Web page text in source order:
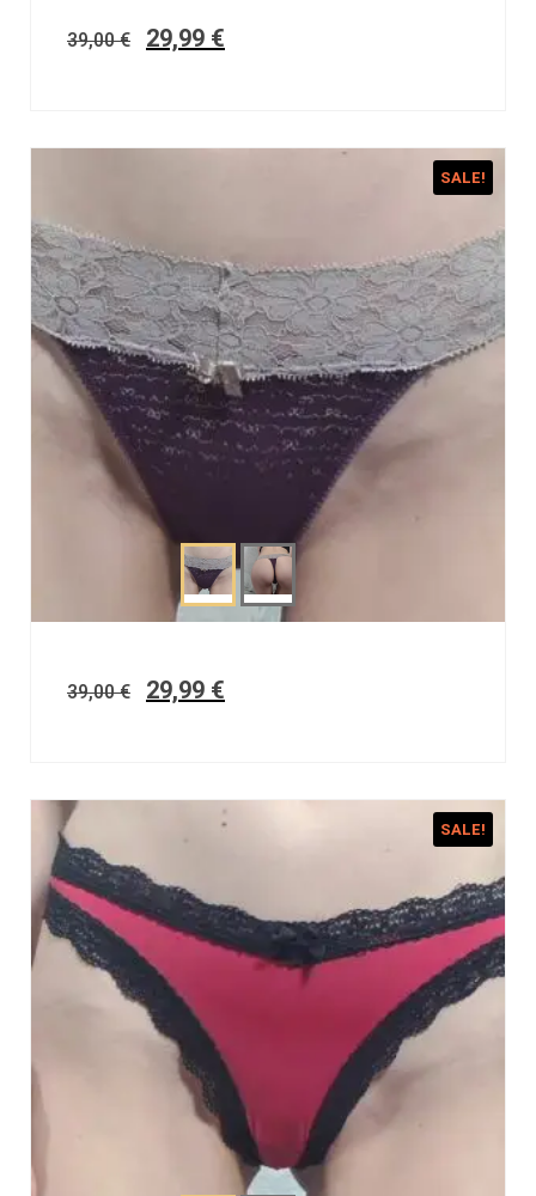
39,00€ 29,99 €
SALE!
39,00€ 29,99 €
SALE!